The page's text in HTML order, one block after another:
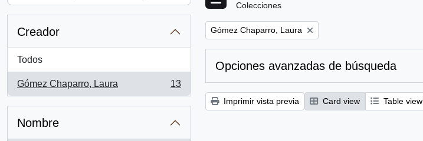
Creador
Todos
Gómez Chaparro, Laura
, 13 resultados
13
Nombre
Colecciones
Remove filter:
Gómez Chaparro, Laura
Opciones avanzadas de búsqueda
Imprimir vista previa Card view Table view